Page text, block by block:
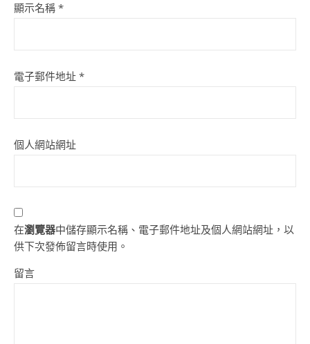
顯示名稱 *
電子郵件地址 *
個人網站網址
在瀏覽器中儲存顯示名稱、電子郵件地址及個人網站網址，以
供下次發佈留言時使用。
留言